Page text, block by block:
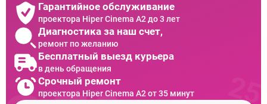
Гарантийное обслуживание
проектора Hiper Cinema A2 до 3 лет
Диагностика за наш счет,
ремонт по желанию
Бесплатный выезд курьера
в день обращения
Срочный ремонт
проектора Hiper Cinema A2 от 35 минут